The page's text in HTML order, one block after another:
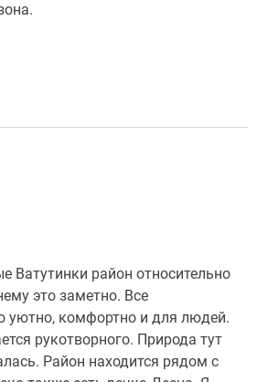
Ватутинки район относительно
это заметно. Все
уютно, комфортно и для людей.
рукотворного. Природа тут
Район находится рядом с